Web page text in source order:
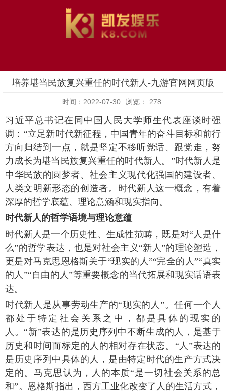
培养堪当民族复兴重任的时代新人-九游官网网页版
时间：2022-07-30 浏览： 278
习近平总书记在同中国人民大学师生代表座谈时强
调：“立足新时代新征程，中国青年的奋斗目标和前行
方向归结到一点，就是坚定不移听党话、跟党走，努
力成长为堪当民族复兴重任的时代新人。”时代新人是
中华民族的圆梦者、社会主义现代化强国的建设者、
人类文明新形态的创造者。时代新人这一概念，有着
深厚的哲学底蕴、理论意涵和现实指向。
时代新人的哲学语境与理论意蕴
时代新人是一个历史性、生成性范畴，既是对“人是什
么”的哲学表达，也是对社会主义“新人”的理论塑造，
更是对马克思恩格斯关于“现实的人”“完全的人”“真实
的人”“自由的人”等重要概念的当代拓展和现实话语表
达。
时代新人是从事劳动生产的“现实的人”。任何一个人
都处于特定社会关系之中，都是具体的现实的
人。“新”表达的是历史序列中不断生成的人，是基于
历史和时间而标定的人的相对存在状态。“人”表达的
是历史序列中具体的人，是由特定时代的生产方式决
定的。马克思认为，人的本质“是一切社会关系的总
和”。恩格斯指出，西方工业化改变了人的生活方式，